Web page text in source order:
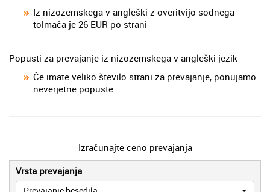
Iz nizozemskega v angleški z overitvijo sodnega
tolmača je 26 EUR po strani
Popusti za prevajanje iz nizozemskega v angleški jezik
Če imate veliko število strani za prevajanje, ponujamo
neverjetne popuste.
Izračunajte ceno prevajanja
Vrsta prevajanja